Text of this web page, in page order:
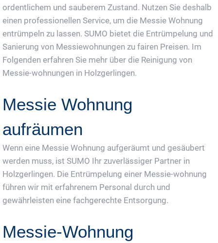
ordentlichem und sauberem Zustand. Nutzen Sie deshalb
einen professionellen Service, um die Messie Wohnung
entrümpeln zu lassen. SUMO bietet die Entrümpelung und
Sanierung von Messiewohnungen zu fairen Preisen. Im
Folgenden erfahren Sie mehr über die Reinigung von
Messie-wohnungen in Holzgerlingen.
Messie Wohnung
aufräumen
Wenn eine Messie Wohnung aufgeräumt und gesäubert
werden muss, ist SUMO Ihr zuverlässiger Partner in
Holzgerlingen. Die Entrümpelung einer Messie-wohnung
führen wir mit erfahrenem Personal durch und
gewährleisten eine fachgerechte Entsorgung.
Messie-Wohnung